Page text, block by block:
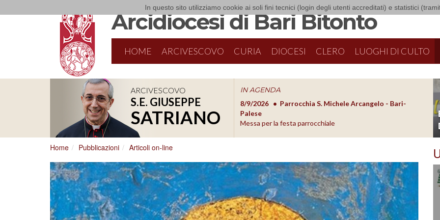
In questo sito utilizziamo cookie ai soli fini tecnici (login degli utenti accreditati) e statistici
Arcidiocesi di Bari Bitonto
HOME ARCIVESCOVO CURIA DIOCESI CLERO LUOGHI DI CULTO
ARCIVESCOVO
S.E. GIUSEPPE
SATRIANO
IN AGENDA
8/17/2026
Conversano
Conferenza Episcopale Pugliese
8/9/2026
Parrocchia S. Michele Arcangelo - Bari-
Palese
Messa per la festa parrocchiale
8/10/
Home Pubblicazioni Articoli on-line